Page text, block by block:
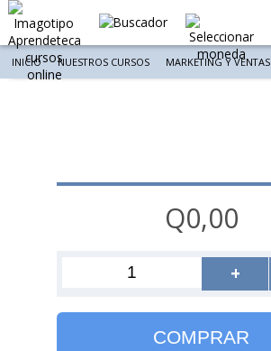
INICIO NUESTROS CURSOS MARKETING Y VENTAS
Q0,00
+
COMPRAR